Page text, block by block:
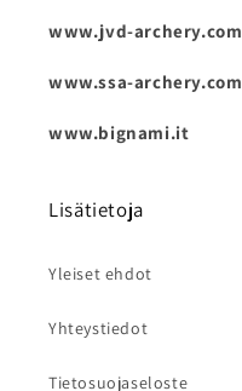
www.jvd-archery.com
www.ssa-archery.com
www.bignami.it
Lisätietoja
Yleiset ehdot
Yhteystiedot
Tietosuojaseloste